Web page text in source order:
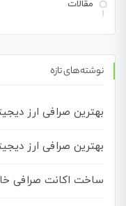
مقالات
نوشته‌های تازه
بهترین صرافی ارز
بهترین صرافی ارز
ساخت اکانت صرافی